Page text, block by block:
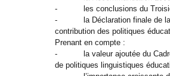
- les conclusions du Troisième
- la Déclaration finale de la 22e
contribution des politiques
Prenant en compte :
- la valeur ajoutée du Cadre
de politiques linguistiques